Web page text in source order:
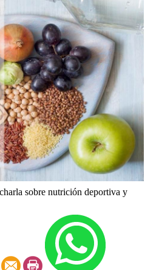
sobre nutrición deportiva y